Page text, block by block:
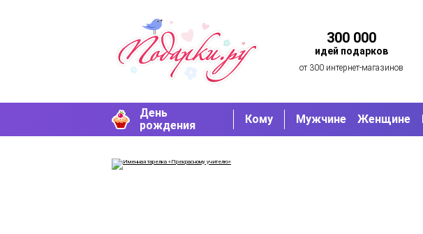
300 000
идей подарков
от 300 интернет-магазинов
День
рождения
Кому Мужчине Женщине